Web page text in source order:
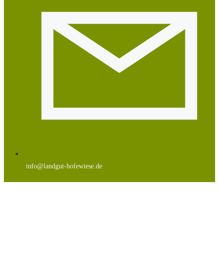
info@landgut-hofewiese.de